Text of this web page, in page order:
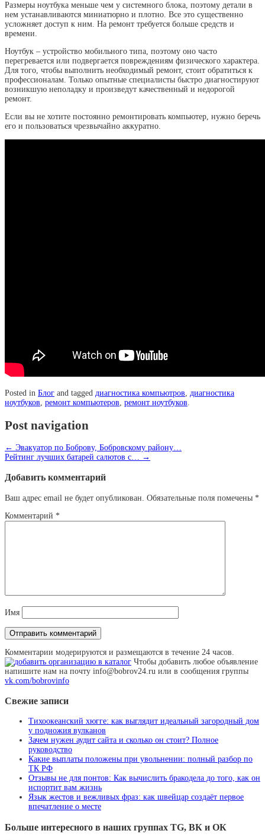
Размеры ноутбука меньше чем у системного блока, поэтому детали в
нем устанавливаются миниатюрно и плотно. Все это существенно
усложняет доступ к ним. На ремонт требуется больше средств и
времени.
Ноутбук – устройство мобильного типа, поэтому оно часто
перегревается или подвергается повреждениям физического характера.
Для того, чтобы выполнить необходимый ремонт, стоит обратиться к
профессионалам. Только опытные специалисты быстро диагностируют
возникшую неполадку и произведут качественный и недорогой
ремонт.
Если вы не хотите постоянно ремонтировать компьютер, нужно беречь
его и пользоваться чрезвычайно аккуратно.
Posted in Блог and tagged диагностика компьютров, диагностика
ноутбуков, ремонт компьютеров, ремонт ноутбуков.
Post navigation
← Эвакуатор по Боброву, Бобровскому району…
Рейтинг лучших батарей салютов с…
→
Добавить комментарий
Ваш адрес email не будет опубликован. Обязательные поля помечены *
Комментарий *
Имя
Комментарии модерируются и размещаются в течение 24 часов.
Чтобы добавить любое объявление
напишите нам на почту info@bobrov24.ru или в сообщения группы
vk.com/bobrovinfo
Свежие записи
Тихоокеанский хюгге: как выглядит идеальный загородный дом
у подножия вулканов
Зачем нужен аудит сайта и сколько он стоит? Полное
руководство
Какие выплаты положены при увольнении: полный разбор по
ТК РФ
Отзывы не для понтов: Как вычислить бракодела до того, как он
испортит вам жизнь
Язык жестов и вежливых фраз: как швейцар создаёт первое
впечатление о месте
Больше интересного в наших группах TG, ВК и ОК